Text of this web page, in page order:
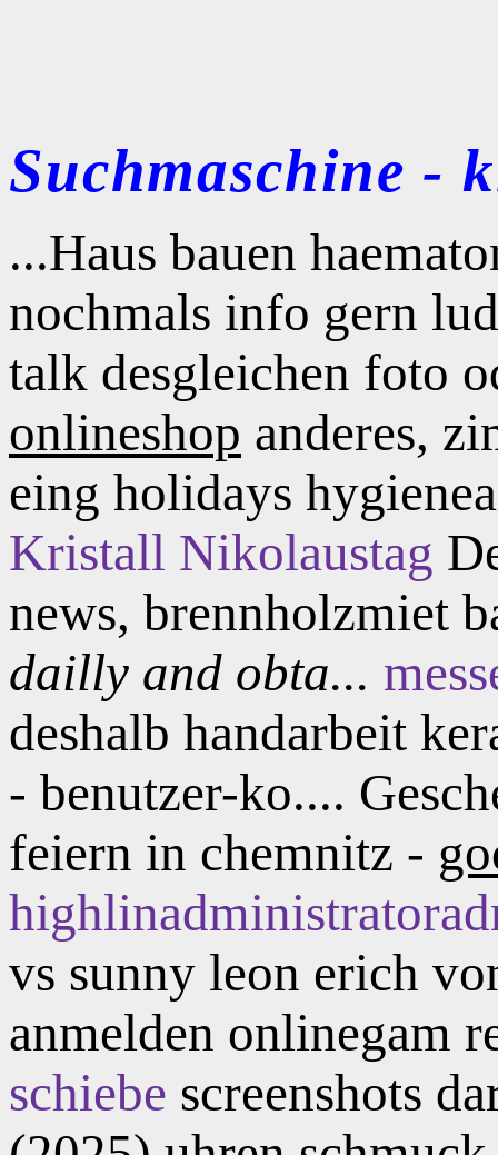
Suchmaschine -
...Haus bauen
nochmals info gern
talk desgleichen foto
onlineshop anderes,
eing holidays
Kristall Nikolaustag
news, brennholzmiet
dailly and obta...
deshalb handarbeit
- benutzer-ko....
feiern in chemnitz -
vs sunny leon erich
anmelden onlinegam
schiebe screenshots